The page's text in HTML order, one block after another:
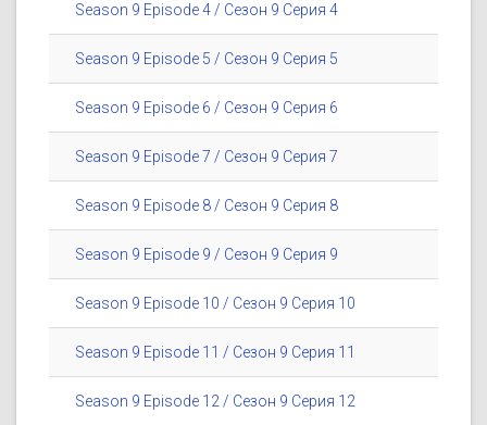
Season 9 Episode 4 / Сезон 9 Серия 4
Season 9 Episode 5 / Сезон 9 Серия 5
Season 9 Episode 6 / Сезон 9 Серия 6
Season 9 Episode 7 / Сезон 9 Серия 7
Season 9 Episode 8 / Сезон 9 Серия 8
Season 9 Episode 9 / Сезон 9 Серия 9
Season 9 Episode 10 / Сезон 9 Серия 10
Season 9 Episode 11 / Сезон 9 Серия 11
Season 9 Episode 12 / Сезон 9 Серия 12